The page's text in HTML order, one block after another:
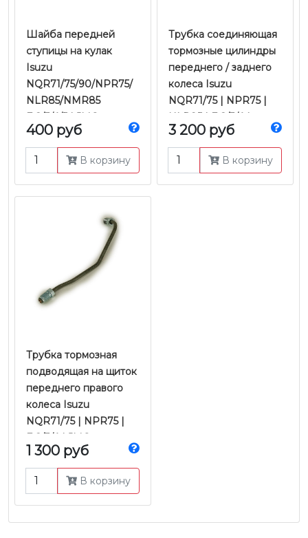
Шайба передней
ступицы на кулак
Isuzu
NQR71/75/90/NPR75/
NLR85/NMR85
Е-2/3/4/5 | JMC
400 руб
В корзину
Трубка соединяющая
тормозные цилиндры
переднего / заднего
колеса Isuzu
NQR71/75 | NPR75 |
NLR85 | Е-2/3/4 |
Оригинал
3 200 руб
В корзину
Трубка тормозная
подводящая на щиток
переднего правого
колеса Isuzu
NQR71/75 | NPR75 |
Е-2/3/4 | JMC
1 300 руб
В корзину